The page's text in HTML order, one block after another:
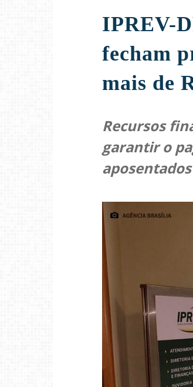
IPREV-
fecham
mais de
Recursos
garantir o